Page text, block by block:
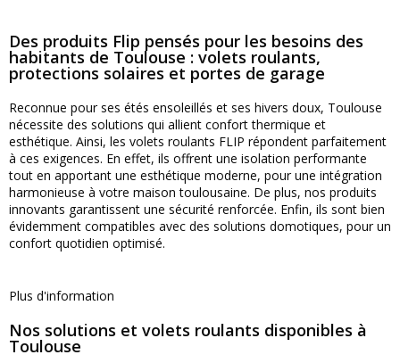
Des produits Flip pensés pour les besoins des
habitants de Toulouse : volets roulants,
protections solaires et portes de garage
Reconnue pour ses étés ensoleillés et ses hivers doux, Toulouse
nécessite des solutions qui allient confort thermique et
esthétique. Ainsi, les volets roulants FLIP répondent parfaitement
à ces exigences. En effet, ils offrent une isolation performante
tout en apportant une esthétique moderne, pour une intégration
harmonieuse à votre maison toulousaine. De plus, nos produits
innovants garantissent une sécurité renforcée. Enfin, ils sont bien
évidemment compatibles avec des solutions domotiques, pour un
confort quotidien optimisé.
Plus d'information
Nos solutions et volets roulants disponibles à
Toulouse